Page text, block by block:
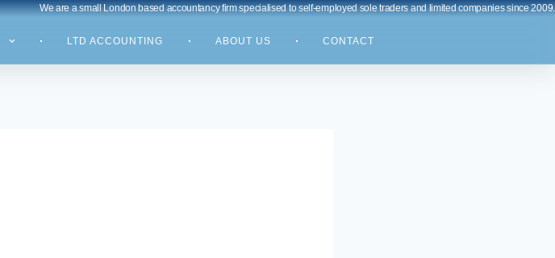
We are a small London based accountancy firm specialised to self-employed sole traders and limited companies since 2009.
LTD ACCOUNTING ABOUT US CONTACT